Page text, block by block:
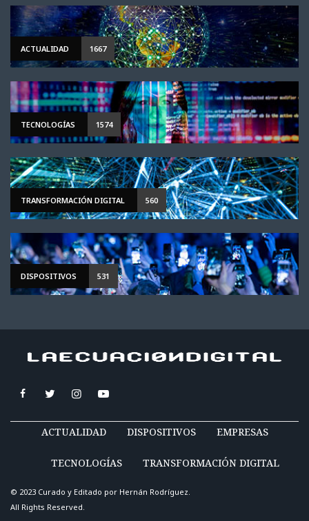
ACTUALIDAD 1667
TECNOLOGÍAS 1574
TRANSFORMACIÓN DIGITAL 560
DISPOSITIVOS 531
ACTUALIDAD DISPOSITIVOS EMPRESAS
TECNOLOGÍAS TRANSFORMACIÓN DIGITAL
© 2023 Curado y Editado por Hernán Rodríguez.
All Rights Reserved.